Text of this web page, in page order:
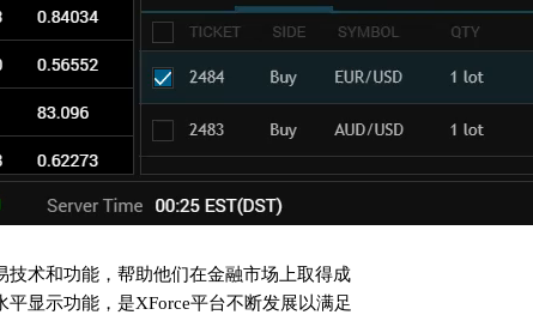
技术和功能，帮助他们在金融市场上取得成
显示功能，是XForce平台不断发展以满足